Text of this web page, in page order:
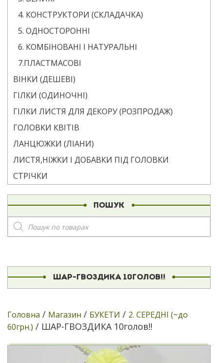
4. КОНСТРУКТОРИ (СКЛАДАЧКА)
5. ОДНОСТОРОННІ
6. КОМБІНОВАНІ І НАТУРАЛЬНІ
7.ПЛАСТМАСОВІ
ВІНКИ (ДЕШЕВІ)
ГІЛКИ (ОДИНОЧНІ)
ГІЛКИ ЛИСТЯ ДЛЯ ДЕКОРУ (РОЗПРОДАЖ)
ГОЛОВКИ КВІТІВ
ЛАНЦЮЖКИ (ЛІАНИ)
ЛИСТЯ,НІЖКИ І ДОБАВКИ ПІД ГОЛОВКИ
СТРІЧКИ
ПОШУК
Пошук
товарів
ШАР-ГВОЗДИКА 10ГОЛОВ!!
Головна / Магазин / БУКЕТИ / 2. СЕРЕДНІ (~до
60грн.) / ШАР-ГВОЗДИКА 10голов!!